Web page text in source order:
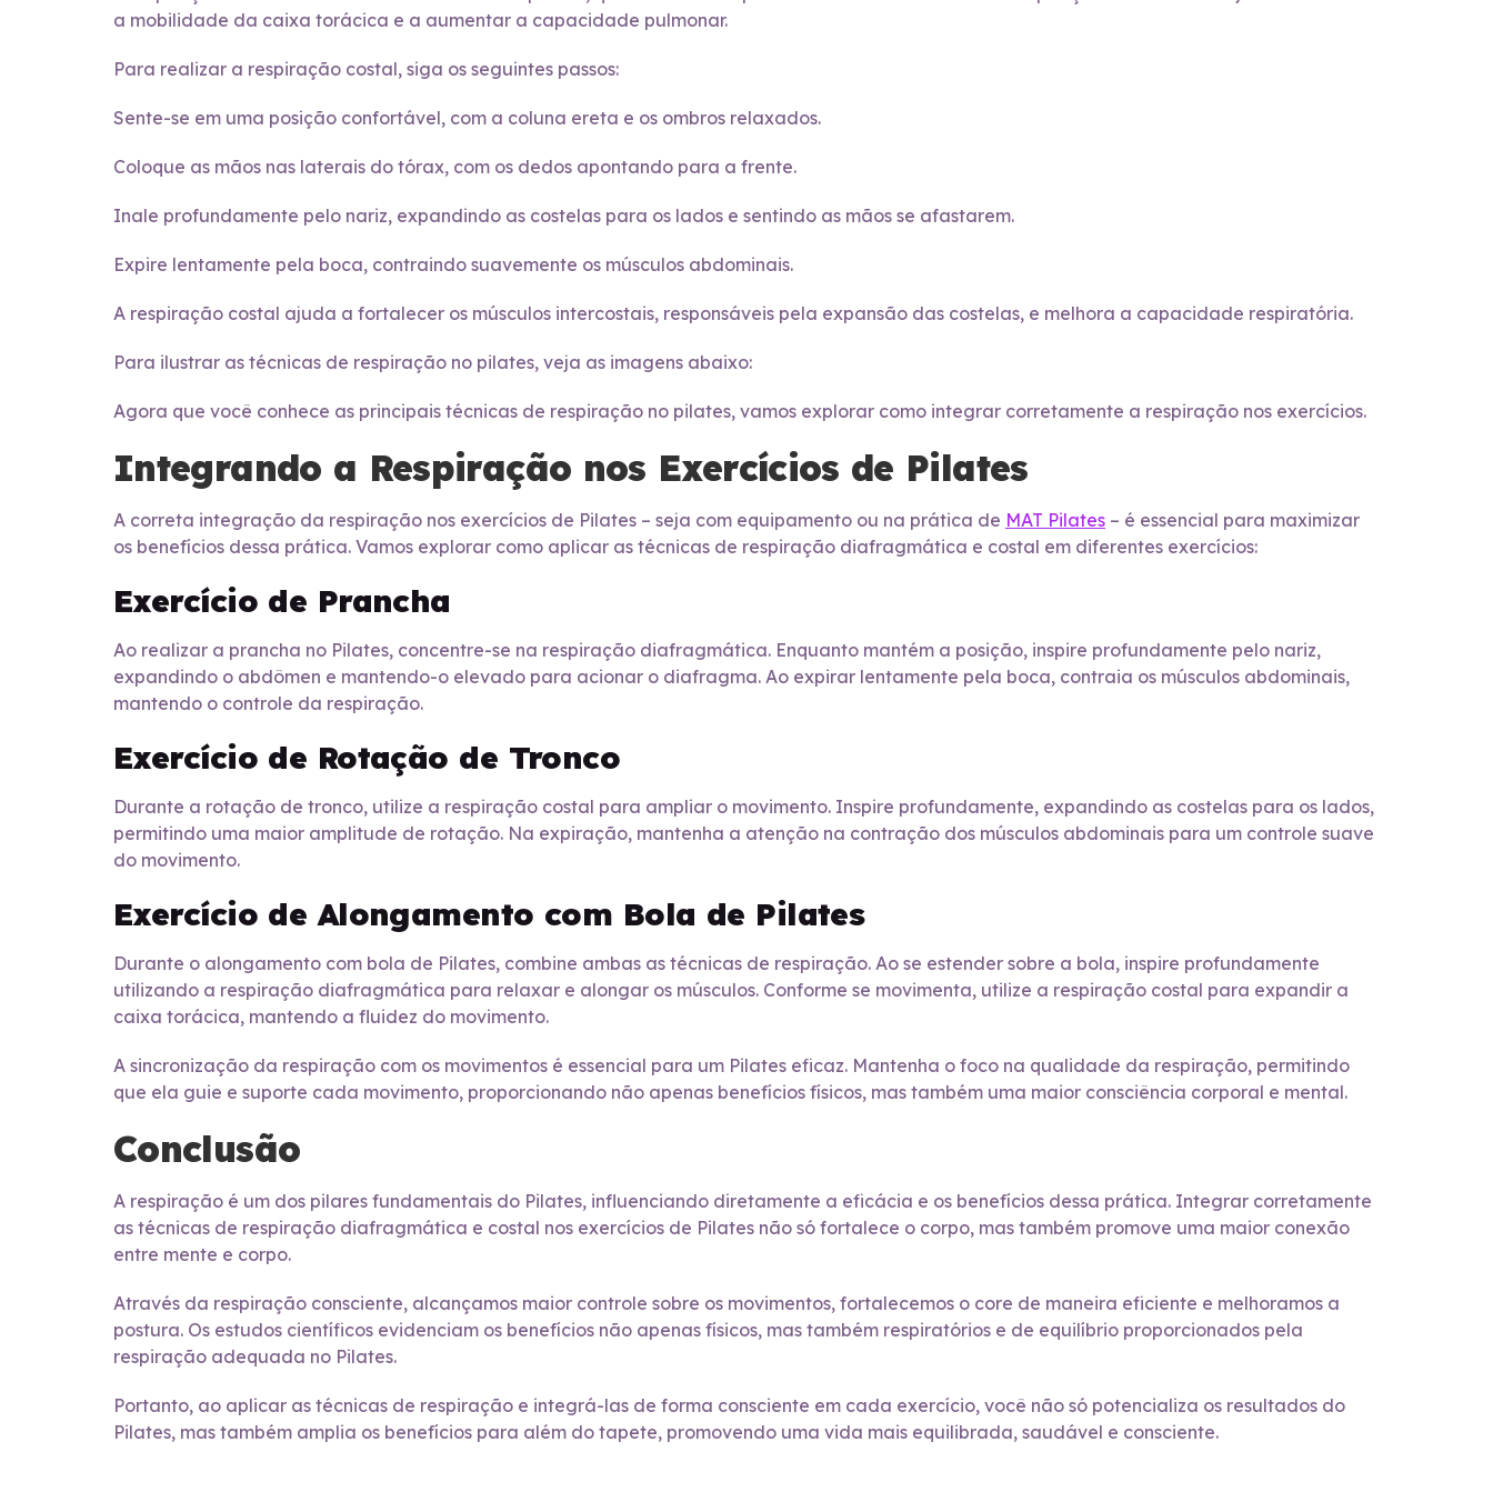
a mobilidade da caixa torácica e a aumentar a capacidade pulmonar.
Para realizar a respiração costal, siga os seguintes passos:
Sente-se em uma posição confortável, com a coluna ereta e os ombros relaxados.
Coloque as mãos nas laterais do tórax, com os dedos apontando para a frente.
Inale profundamente pelo nariz, expandindo as costelas para os lados e sentindo as mãos se afastarem.
Expire lentamente pela boca, contraindo suavemente os músculos abdominais.
A respiração costal ajuda a fortalecer os músculos intercostais, responsáveis pela expansão das costelas, e melhora a capacidade respiratória.
Para ilustrar as técnicas de respiração no pilates, veja as imagens abaixo:
Agora que você conhece as principais técnicas de respiração no pilates, vamos explorar como integrar corretamente a respiração nos exercícios.
Integrando a Respiração nos Exercícios de Pilates
A correta integração da respiração nos exercícios de Pilates – seja com equipamento ou na prática de MAT Pilates – é essencial para maximizar
os benefícios dessa prática. Vamos explorar como aplicar as técnicas de respiração diafragmática e costal em diferentes exercícios:
Exercício de Prancha
Ao realizar a prancha no Pilates, concentre-se na respiração diafragmática. Enquanto mantém a posição, inspire profundamente pelo nariz,
expandindo o abdômen e mantendo-o elevado para acionar o diafragma. Ao expirar lentamente pela boca, contraia os músculos abdominais,
mantendo o controle da respiração.
Exercício de Rotação de Tronco
Durante a rotação de tronco, utilize a respiração costal para ampliar o movimento. Inspire profundamente, expandindo as costelas para os lados,
permitindo uma maior amplitude de rotação. Na expiração, mantenha a atenção na contração dos músculos abdominais para um controle suave
do movimento.
Exercício de Alongamento com Bola de Pilates
Durante o alongamento com bola de Pilates, combine ambas as técnicas de respiração. Ao se estender sobre a bola, inspire profundamente
utilizando a respiração diafragmática para relaxar e alongar os músculos. Conforme se movimenta, utilize a respiração costal para expandir a
caixa torácica, mantendo a fluidez do movimento.
A sincronização da respiração com os movimentos é essencial para um Pilates eficaz. Mantenha o foco na qualidade da respiração, permitindo
que ela guie e suporte cada movimento, proporcionando não apenas benefícios físicos, mas também uma maior consciência corporal e mental.
Conclusão
A respiração é um dos pilares fundamentais do Pilates, influenciando diretamente a eficácia e os benefícios dessa prática. Integrar corretamente
as técnicas de respiração diafragmática e costal nos exercícios de Pilates não só fortalece o corpo, mas também promove uma maior conexão
entre mente e corpo.
Através da respiração consciente, alcançamos maior controle sobre os movimentos, fortalecemos o core de maneira eficiente e melhoramos a
postura. Os estudos científicos evidenciam os benefícios não apenas físicos, mas também respiratórios e de equilíbrio proporcionados pela
respiração adequada no Pilates.
Portanto, ao aplicar as técnicas de respiração e integrá-las de forma consciente em cada exercício, você não só potencializa os resultados do
Pilates, mas também amplia os benefícios para além do tapete, promovendo uma vida mais equilibrada, saudável e consciente.